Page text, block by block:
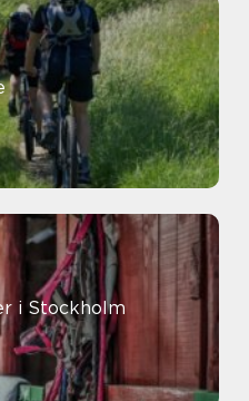
i Stockholm